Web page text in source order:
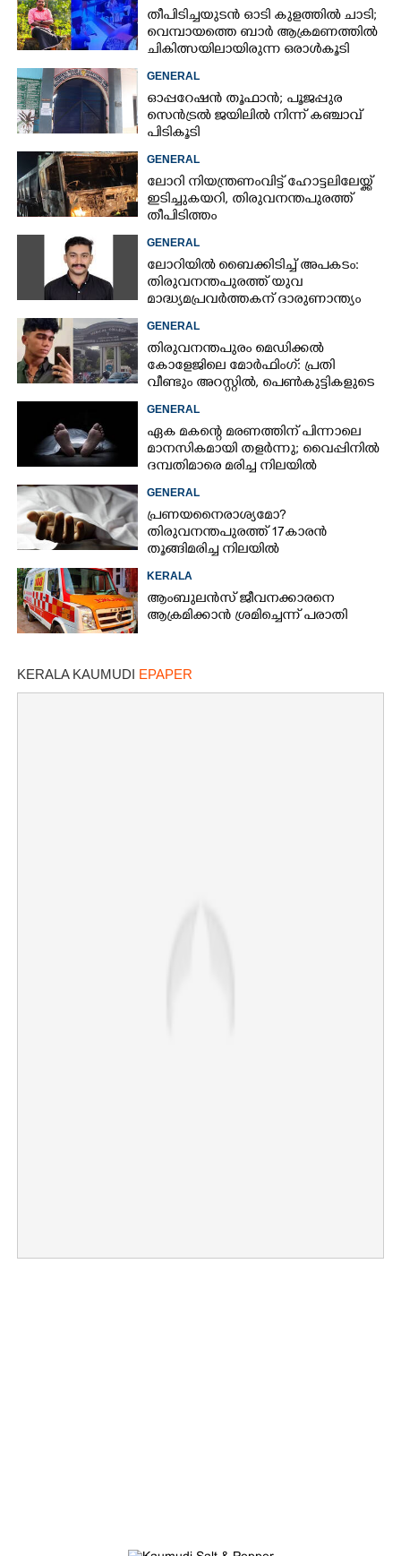
തീപിടിച്ചയുടൻ ഓടി കുളത്തിൽ ചാടി;
വെമ്പായത്തെ ബാർ ആക്രമണത്തിൽ
ചികിത്സയിലായിരുന്ന ഒരാൾകൂടി
മരിച്ചു
GENERAL
ഓപ്പറേഷൻ തൂഫാൻ; പൂജപ്പുര
സെൻട്രൽ ജയിലിൽ നിന്ന് കഞ്ചാവ്
പിടികൂടി
GENERAL
ലോറി നിയന്ത്രണംവിട്ട് ഹോട്ടലിലേയ്ക്ക്
ഇടിച്ചുകയറി, തിരുവനന്തപുരത്ത്
തീപിടിത്തം
GENERAL
ലോറിയിൽ ബൈക്കിടിച്ച് അപകടം:
തിരുവനന്തപുരത്ത് യുവ
മാദ്ധ്യമപ്രവർത്തകന് ദാരുണാന്ത്യം
GENERAL
തിരുവനന്തപുരം മെഡിക്കൽ
കോളേജിലെ മോർഫിംഗ്: പ്രതി
വീണ്ടും അറസ്റ്റിൽ, പെൺകുട്ടികളുടെ
ചിത്രങ്ങളെടുത്തത് ഇൻസ്റ്റഗ്രാമിൽ
നിന്ന്
GENERAL
ഏക മകന്റെ മരണത്തിന് പിന്നാലെ
മാനസികമായി തളർന്നു; വൈപ്പിനിൽ
ദമ്പതിമാരെ മരിച്ച നിലയിൽ
കണ്ടെത്തി
GENERAL
പ്രണയനെെരാശ്യമോ?
തിരുവനന്തപുരത്ത് 17കാരൻ
തൂങ്ങിമരിച്ച നിലയിൽ
KERALA
ആംബുലൻസ് ജീവനക്കാരനെ
ആക്രമിക്കാൻ ശ്രമിച്ചെന്ന് പരാതി
KERALA KAUMUDI EPAPER